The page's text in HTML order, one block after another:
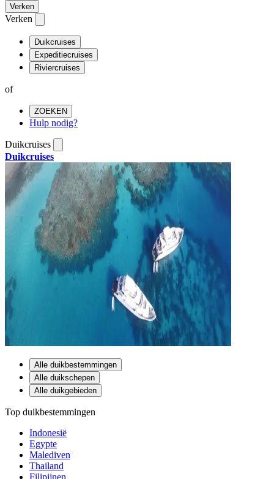
Verken
Verken
Duikcruises
Expeditiecruises
Riviercruises
of
ZOEKEN
Hulp nodig?
Duikcruises
Duikcruises
Alle duikbestemmingen
Alle duikschepen
Alle duikgebieden
Top duikbestemmingen
Indonesië
Egypte
Malediven
Thailand
Filipijnen